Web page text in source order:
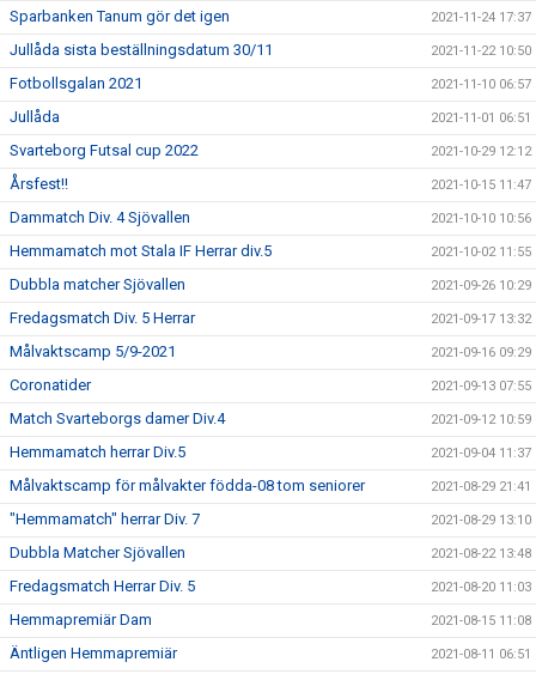
Sparbanken Tanum gör det igen 2021-11-24 17:37
Jullåda sista beställningsdatum 30/11 2021-11-22 10:50
Fotbollsgalan 2021 2021-11-10 06:57
Jullåda 2021-11-01 06:51
Svarteborg Futsal cup 2022 2021-10-29 12:12
Årsfest!! 2021-10-15 11:47
Dammatch Div. 4 Sjövallen 2021-10-10 10:56
Hemmamatch mot Stala IF Herrar div.5 2021-10-02 11:55
Dubbla matcher Sjövallen 2021-09-26 10:29
Fredagsmatch Div. 5 Herrar 2021-09-17 13:32
Målvaktscamp 5/9-2021 2021-09-16 09:29
Coronatider 2021-09-13 07:55
Match Svarteborgs damer Div.4 2021-09-12 10:59
Hemmamatch herrar Div.5 2021-09-04 11:37
Målvaktscamp för målvakter födda-08 tom seniorer 2021-08-29 21:41
"Hemmamatch" herrar Div. 7 2021-08-29 13:10
Dubbla Matcher Sjövallen 2021-08-22 13:48
Fredagsmatch Herrar Div. 5 2021-08-20 11:03
Hemmapremiär Dam 2021-08-15 11:08
Äntligen Hemmapremiär 2021-08-11 06:51